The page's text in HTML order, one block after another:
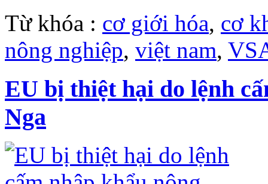
Từ khóa : cơ giới hóa, cơ
nông nghiệp, việt nam,
EU bị thiệt hại do lệnh
Nga